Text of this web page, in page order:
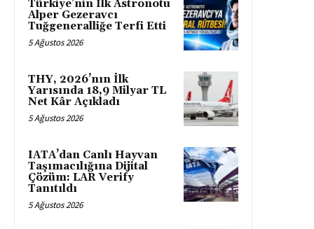
Türkiye’nin İlk Astronotu
Alper Gezeravcı
Tuğgeneralliğe Terfi Etti
5 Ağustos 2026
THY, 2026’nın İlk
Yarısında 18,9 Milyar TL
Net Kâr Açıkladı
5 Ağustos 2026
IATA’dan Canlı Hayvan
Taşımacılığına Dijital
Çözüm: LAR Verify
Tanıtıldı
5 Ağustos 2026